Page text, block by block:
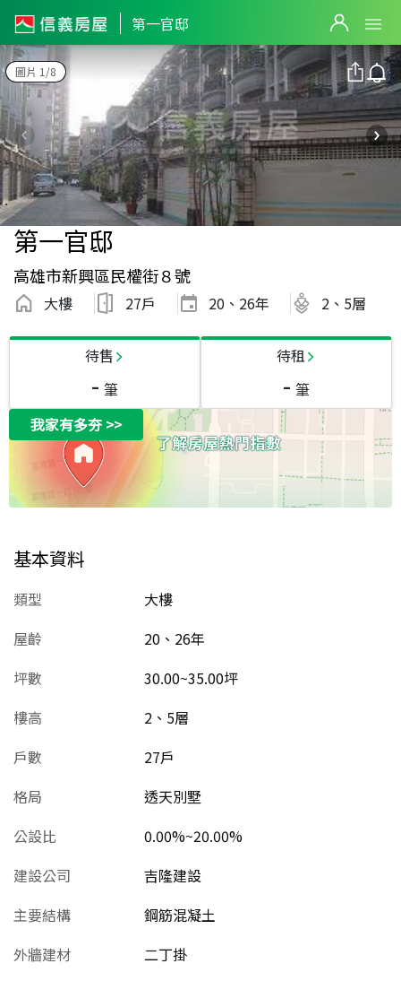
第一官邸
圖片 1/8
第一官邸
高雄市新興區民權街８號
大樓 27戶 20、26年 2、5層
待售
- 筆
待租
- 筆
我家有多夯>>
基本資料
類型
大樓
屋齡
20、26年
坪數
30.00~35.00坪
樓高
2、5層
戶數
27戶
格局
透天別墅
公設比
0.00%~20.00%
建設公司
吉隆建設
主要結構
鋼筋混凝土
外牆建材
二丁掛